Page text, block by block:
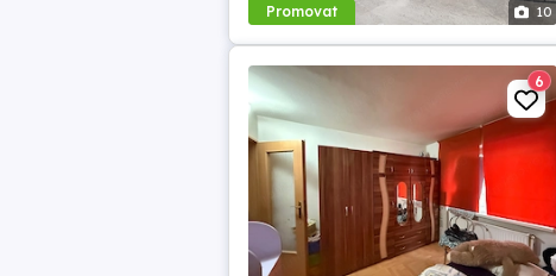
Promovat 10
6